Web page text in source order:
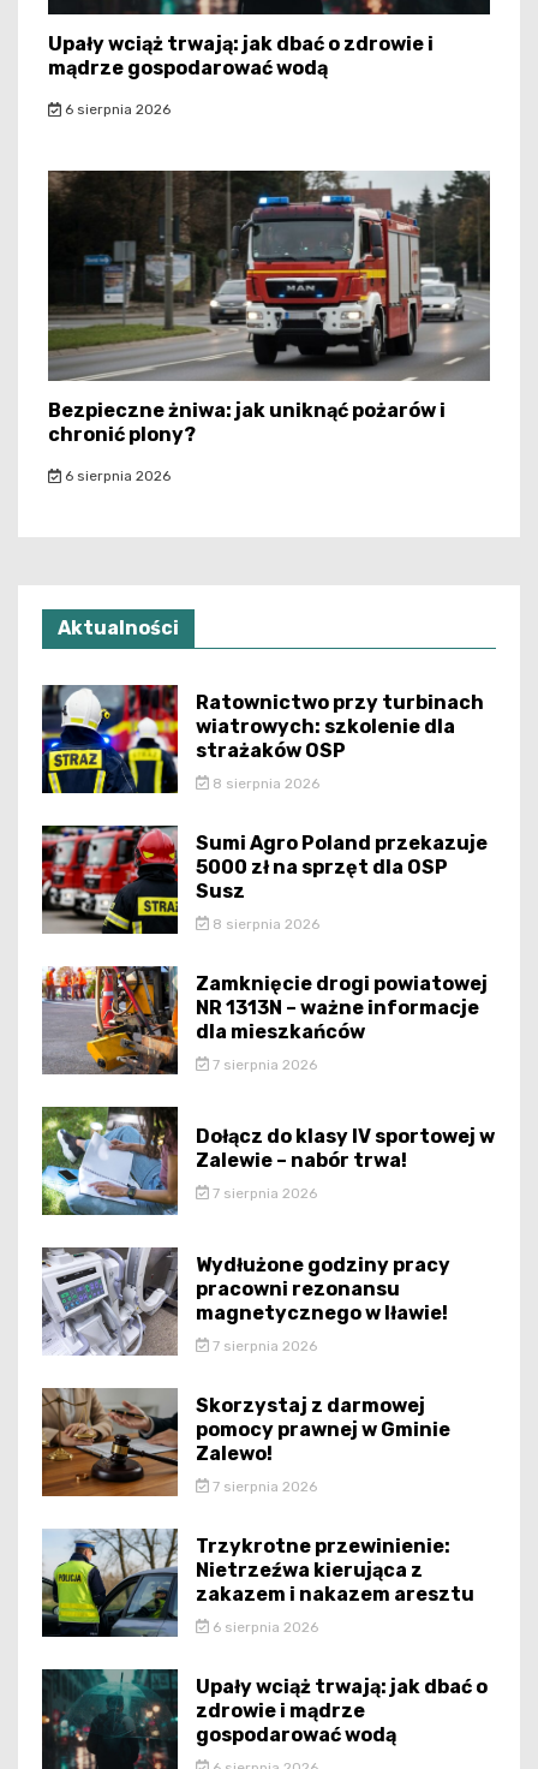
Upały wciąż trwają: jak dbać o zdrowie i
mądrze gospodarować wodą
6 sierpnia 2026
Bezpieczne żniwa: jak uniknąć pożarów i
chronić plony?
6 sierpnia 2026
Aktualności
Ratownictwo przy turbinach
wiatrowych: szkolenie dla
strażaków OSP
8 sierpnia 2026
Sumi Agro Poland przekazuje
5000 zł na sprzęt dla OSP
Susz
8 sierpnia 2026
Zamknięcie drogi powiatowej
NR 1313N – ważne informacje
dla mieszkańców
7 sierpnia 2026
Dołącz do klasy IV sportowej w
Zalewie – nabór trwa!
7 sierpnia 2026
Wydłużone godziny pracy
pracowni rezonansu
magnetycznego w Iławie!
7 sierpnia 2026
Skorzystaj z darmowej
pomocy prawnej w Gminie
Zalewo!
7 sierpnia 2026
Trzykrotne przewinienie:
Nietrzeźwa kierująca z
zakazem i nakazem aresztu
6 sierpnia 2026
Upały wciąż trwają: jak dbać o
zdrowie i mądrze
gospodarować wodą